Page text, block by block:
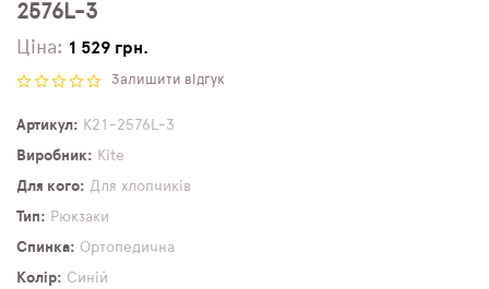
2576L-3
Ціна: 1 529 грн.
Залишити відгук
Артикул
K21-2576L-3
Виробник
Kite
Для кого
Для хлопчиків
Тип
Рюкзаки
Спинка
Ортопедична
Колір
Синій